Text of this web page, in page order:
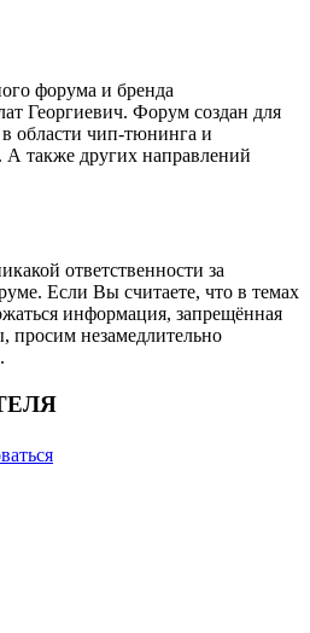
форума и бренда
Георгиевич. Форум создан для
области чип-тюнинга и
А также других направлений
ответственности за
Если Вы считаете, что в темах
информация, запрещённая
просим незамедлительно